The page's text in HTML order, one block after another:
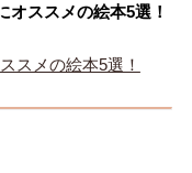
オススメの絵本5選！
スメの絵本5選！